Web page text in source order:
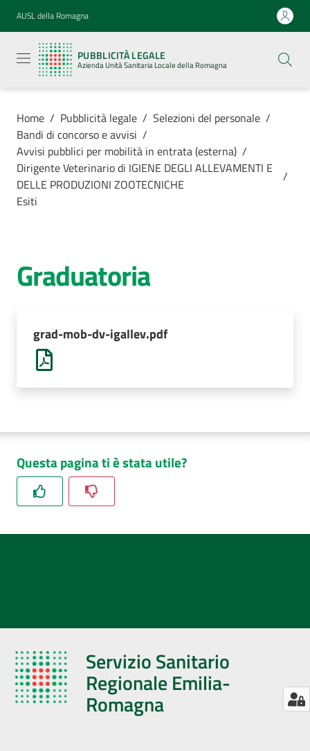
Vai al contenuto
Vai alla navigazione
Vai al footer
AUSL della Romagna
PUBBLICITÀ LEGALE
Azienda Unità Sanitaria Locale della Romagna
legale
Azienda
Unità
Locale della
Azienda
Luoghi di
cura
AUSL
Comunica
Home / Pubblicità legale / Selezioni del personale /
Bandi di concorso e avvisi /
Avvisi pubblici per mobilità in entrata (esterna) /
Dirigente Veterinario di IGIENE DEGLI ALLEVAMENTI E
DELLE PRODUZIONI ZOOTECNICHE
/
Esiti
Graduatoria
grad-mob-dv-igallev.pdf
Questa pagina ti è stata utile?
Servizio Sanitario
Regionale Emilia-
Romagna